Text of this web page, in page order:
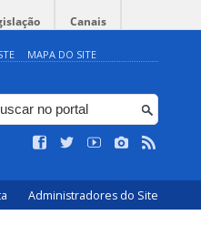
Canais
MAPA DO SITE
Administradores do Site